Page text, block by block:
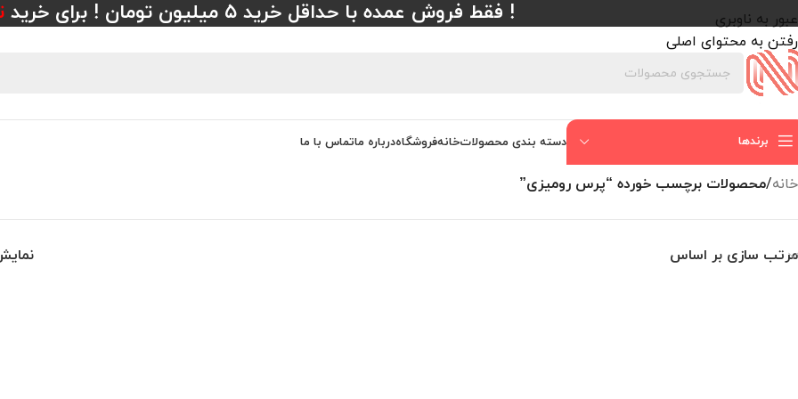
عبور به ناوبری
رفتن به محتوای اصلی
! فقط فروش عمده با حداقل خرید ۵ میلیون تومان ! برای خرید
برندها دسته بندی محصولاتخانهفروشگاهدرباره ماتماس با ما
خانه/محصولات برچسب خورده “پرس رومیزی”
مرتب سازی بر اساس